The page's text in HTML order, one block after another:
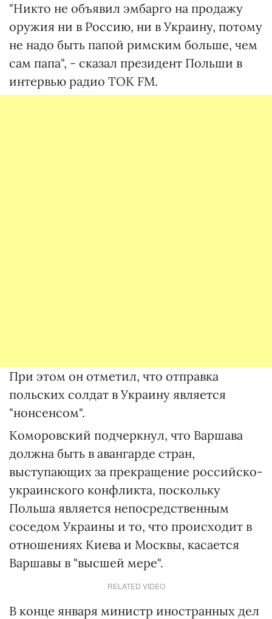
"Никто не объявил эмбарго на продажу
оружия ни в Россию, ни в Украину, потому
не надо быть папой римским больше, чем
сам папа", - сказал президент Польши в
интервью радио TOK FM.
При этом он отметил, что отправка
польских солдат в Украину является
"нонсенсом".
Коморовский подчеркнул, что Варшава
должна быть в авангарде стран,
выступающих за прекращение российско-
украинского конфликта, поскольку
Польша является непосредственным
соседом Украины и то, что происходит в
отношениях Киева и Москвы, касается
Варшавы в "высшей мере".
RELATED VIDEO
В конце января министр иностранных дел